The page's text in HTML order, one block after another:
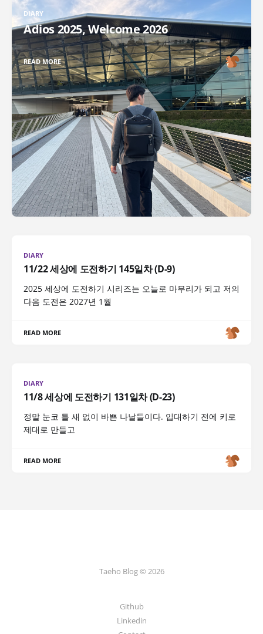
DIARY
Adios 2025, Welcome 2026
READ MORE
DIARY
11/22 세상에 도전하기 145일차 (D-9)
2025 세상에 도전하기 시리즈는 오늘로 마무리가 되고 저의
다음 도전은 2027년 1월
READ MORE
DIARY
11/8 세상에 도전하기 131일차 (D-23)
정말 눈코 틀 새 없이 바쁜 나날들이다. 입대하기 전에 키로
제대로 만들고
READ MORE
Taeho Blog © 2026
Github
Linkedin